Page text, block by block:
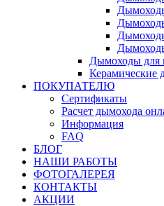
Дымоходы для
Керамические
ПОКУПАТЕЛЮ
Сертификаты
Расчет дымохода
Информация
FAQ
БЛОГ
НАШИ РАБОТЫ
ФОТОГАЛЕРЕЯ
КОНТАКТЫ
АКЦИИ